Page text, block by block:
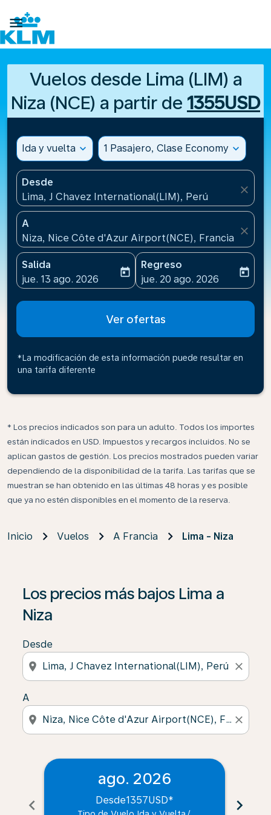

Vuelos desde Lima (LIM) a
Niza (NCE) a partir de 1355USD
Ida y vuelta expand_more 1 Pasajero, Clase Economy expand_more
Desde
Lima, J Chavez International(LIM), Perú
close
A
Niza, Nice Côte d'Azur Airport(NCE), Francia
close
Salida
fc-booking-departure-date-aria-label
jue. 13 ago. 2026
today
Regreso
fc-booking-return-date-
jue. 20 ago. 2026
today
Ver ofertas
*La modificación de esta información puede resultar en
una tarifa diferente
* Los precios indicados son para un adulto. Todos los importes
están indicados en USD. Impuestos y recargos incluidos. No se
aplican gastos de gestión. Los precios mostrados pueden variar
dependiendo de la disponibilidad de la tarifa. Las tarifas que se
muestran se han obtenido en las últimas 48 horas y es posible
que ya no estén disponibles en el momento de la reserva.
Inicio Vuelos A Francia Lima - Niza
Los precios más bajos Lima a
Niza
Desde
location_on close
A
location_on close
chevron_left
ago. 2026
Desde1357USD* chevron_right